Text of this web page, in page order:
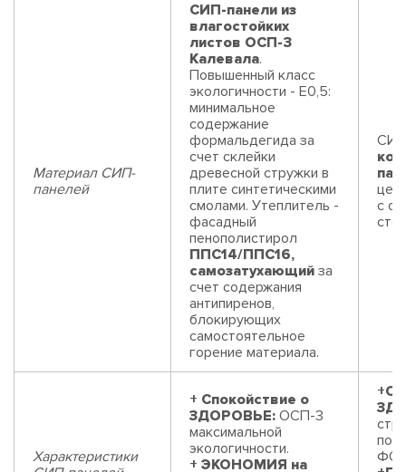
Материал СИП-
панелей
СИП-панели из
влагостойких
листов ОСП-3
Калевала.
Повышенный класс
экологичности - Е0,5:
минимальное
содержание
формальдегида за
счет склейки
древесной стружки в
плите синтетическими
смолами. Утеплитель -
фасадный
пенополистирол
ППС14/ППС16,
самозатухающий за
счет содержания
антипиренов,
блокирующих
самостоятельное
горение материала.
с
Характеристики
+ Спокойствие о
ЗДОРОВЬЕ: ОСП-3
максимальной
экологичности.
+ ЭКОНОМИЯ на